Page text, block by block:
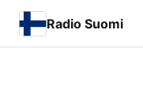
Radio Suomi